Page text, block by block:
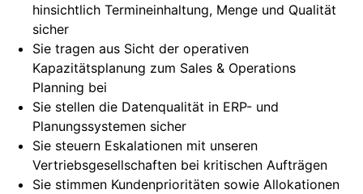
hinsichtlich Termineinhaltung, Menge und Qualität
sicher
Sie tragen aus Sicht der operativen
Kapazitätsplanung zum Sales & Operations
Planning bei
Sie stellen die Datenqualität in ERP- und
Planungssystemen sicher
Sie steuern Eskalationen mit unseren
Vertriebsgesellschaften bei kritischen Aufträgen
Sie stimmen Kundenprioritäten sowie Allokationen